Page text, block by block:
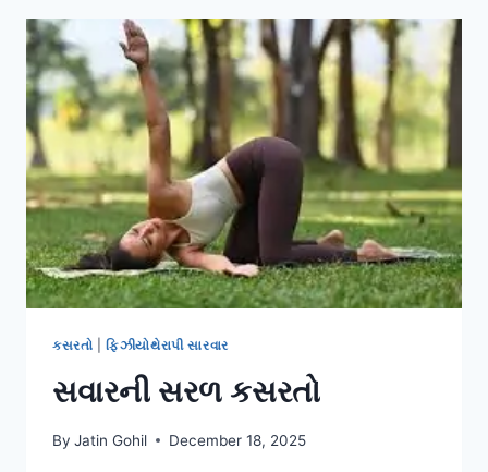
માટે
શ્રેષ્ઠ
7
મોર્નિંગ
મૂવ્સ
કસરતો |ફિઝીયોથેરાપી સારવાર
સવારની સરળ કસરતો
By Jatin Gohil December 18, 2025